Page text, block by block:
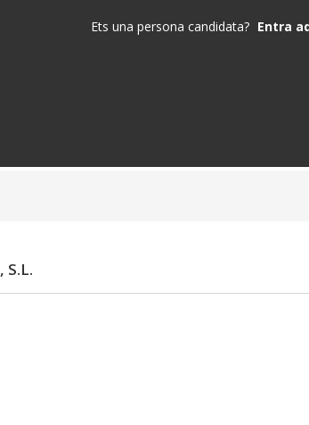
Ets una persona candidata? Entra
S.L.